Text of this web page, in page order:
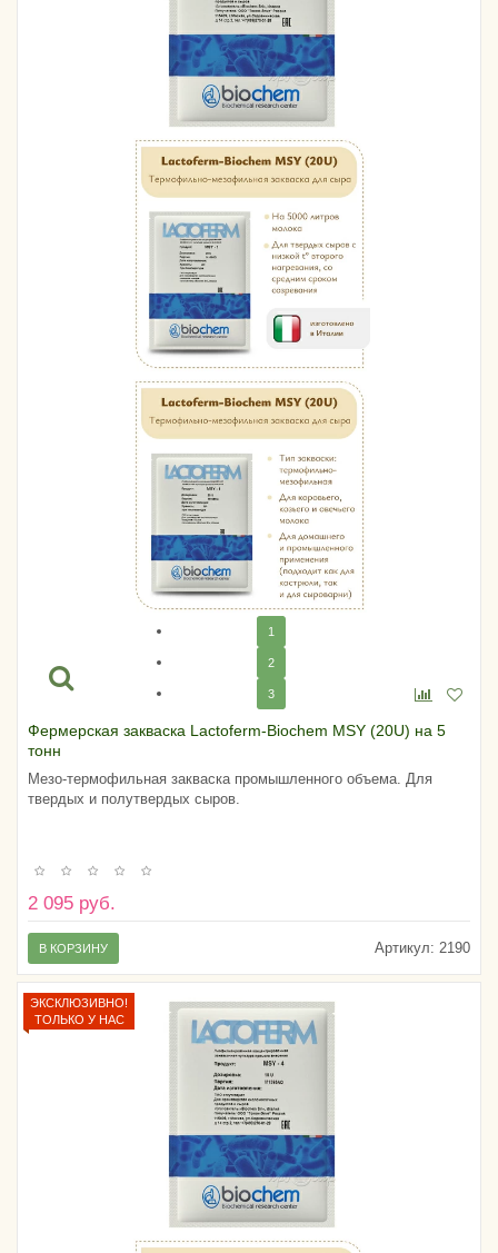
1
2
3
Фермерская закваска Lactoferm-Biochem MSY (20U) на 5
тонн
Мезо-термофильная закваска промышленного объема. Для
твердых и полутвердых сыров.
2 095 руб.
Артикул: 2190
В КОРЗИНУ
ЭКСКЛЮЗИВНО!
ТОЛЬКО У НАС